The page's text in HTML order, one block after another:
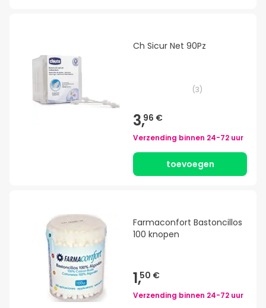
Ch Sicur Net 90Pz
(3)
3,96 €
Verzending binnen 24-72 uur
toevoegen
Farmaconfort Bastoncillos
100 knopen
1,50 €
Verzending binnen 24-72 uur